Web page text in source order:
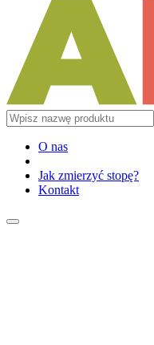
O nas
Jak zmierzyć stopę?
Kontakt